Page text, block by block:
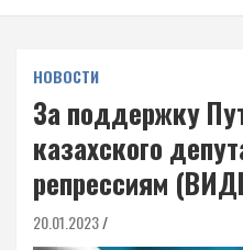
НОВОСТИ
За поддержку
казахского
репрессиям
20.01.2023